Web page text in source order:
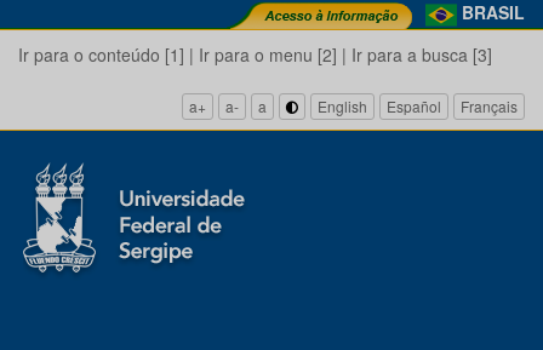
BRASIL
Ir para o conteúdo [1] | Ir para o menu [2] | Ir para a busca [3]
a+ a- a English Español Français